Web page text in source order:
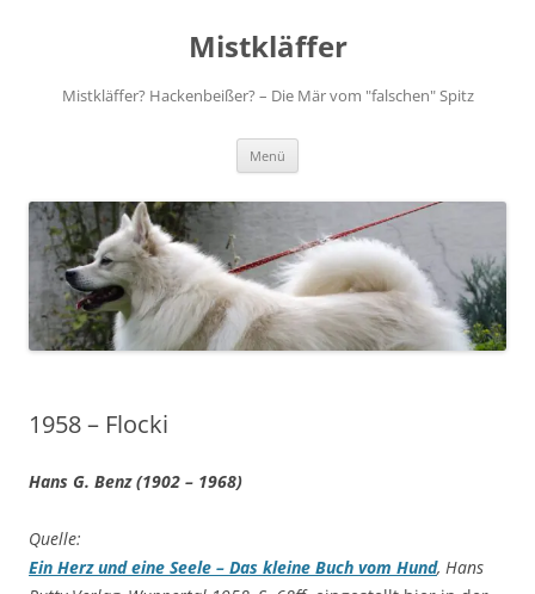
Mistkläffer
Mistkläffer? Hackenbeißer? – Die Mär vom "falschen" Spitz
Menü
1958 – Flocki
Hans G. Benz (1902 – 1968)
Quelle:
Ein Herz und eine Seele – Das kleine Buch vom Hund, Hans